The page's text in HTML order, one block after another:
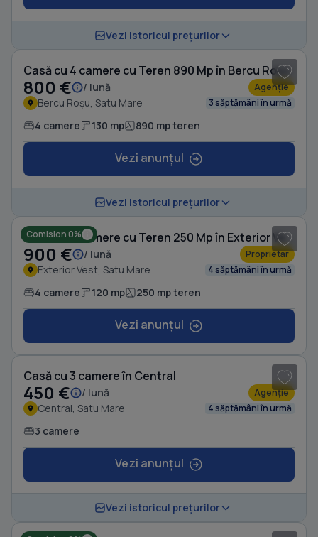
Vezi istoricul prețurilor
Casă cu 4 camere cu Teren 890 Mp în Bercu Roșu
800 € / lună Agenție
Bercu Roșu, Satu Mare 3 săptămâni în urmă
4 camere 130 mp 890 mp teren
Vezi anunțul
Vezi istoricul prețurilor
Comision 0% Casă cu 4 camere cu Teren 250 Mp în Exterior Vest
900 € / lună Proprietar
Exterior Vest, Satu Mare 4 săptămâni în urmă
4 camere 120 mp 250 mp teren
Vezi anunțul
Casă cu 3 camere în Central
450 € / lună Agenție
Central, Satu Mare 4 săptămâni în urmă
3 camere
Vezi anunțul
Vezi istoricul prețurilor